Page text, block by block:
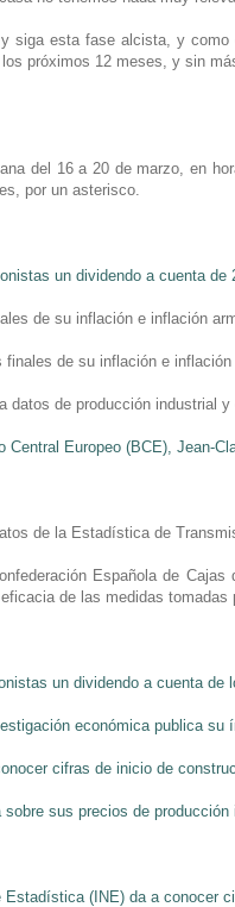
siga esta fase alcista, y
próximos 12 meses, y sin
del 16 a 20 de marzo, en
por un asterisco.
un dividendo a cuenta de
de su inflación e inflación
de su inflación e
datos de producción industrial
Europeo (BCE), Jean-
de la Estadística de
Española de
de las medidas tomadas
un dividendo a cuenta de
económica publica
cifras de inicio de
sus precios de producción
(INE) da a conocer